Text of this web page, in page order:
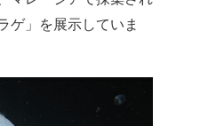
ゲ」を展示していま